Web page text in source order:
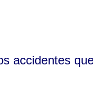
accidentes